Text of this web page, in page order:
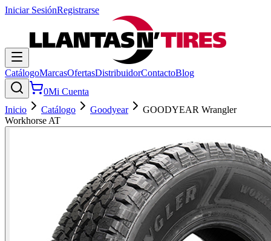
Iniciar SesiónRegistrarse
CatálogoMarcasOfertasDistribuidorContactoBlog
0Mi Cuenta
Inicio
Catálogo Goodyear
GOODYEAR Wrangler
Workhorse AT